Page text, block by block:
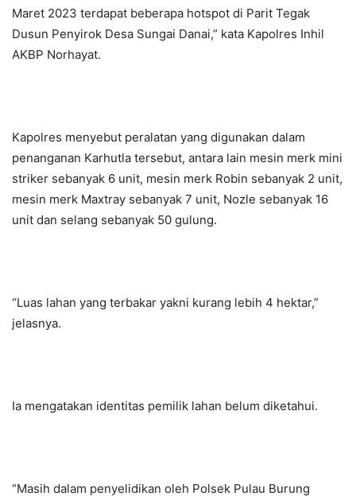
Maret 2023 terdapat beberapa hotspot di Parit Tegak
Dusun Penyirok Desa Sungai Danai,” kata Kapolres Inhil
AKBP Norhayat.
Kapolres menyebut peralatan yang digunakan dalam
penanganan Karhutla tersebut, antara lain mesin merk mini
striker sebanyak 6 unit, mesin merk Robin sebanyak 2 unit,
mesin merk Maxtray sebanyak 7 unit, Nozle sebanyak 16
unit dan selang sebanyak 50 gulung.
“Luas lahan yang terbakar yakni kurang lebih 4 hektar,”
jelasnya.
Ia mengatakan identitas pemilik lahan belum diketahui.
“Masih dalam penyelidikan oleh Polsek Pulau Burung